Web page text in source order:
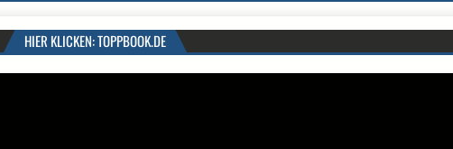
HIER KLICKEN: TOPPBOOK.DE